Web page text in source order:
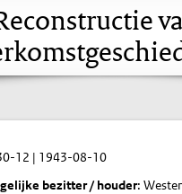
12 | 1943-08-10
bezitter / houder: